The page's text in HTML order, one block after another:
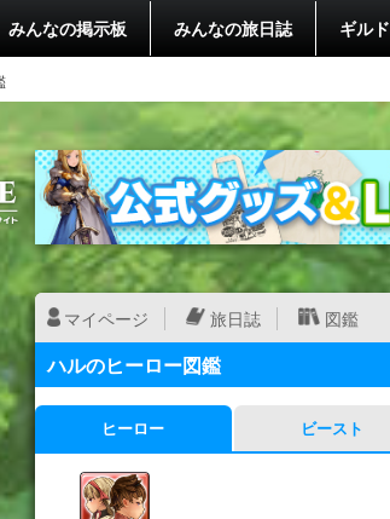
みんなの掲示板 みんなの旅日誌 ギルド
マイページ 旅日誌 図鑑
ハルのヒーロー図鑑
ヒーロー ビースト